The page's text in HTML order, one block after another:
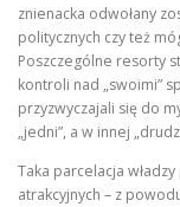
znienacka odwołany
politycznych czy też
Poszczególne resorty
kontroli nad „swoimi”
przyzwyczajali się do
„jedni”, a w innej
Taka parcelacja
atrakcyjnych – z